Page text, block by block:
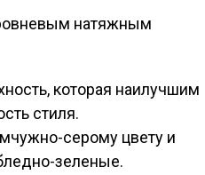
натяжным
которая наилучшим
стиля.
серому цвету и
зеленые.